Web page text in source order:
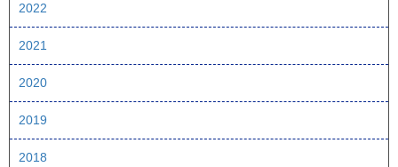
2022
2021
2020
2019
2018